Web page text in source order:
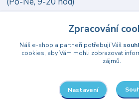
Upravit sběr
Zpracování
Náš e-shop a partneři potřebují Váš
cookies, aby Vám mohli zobrazovat
zájmů.
Nastavení